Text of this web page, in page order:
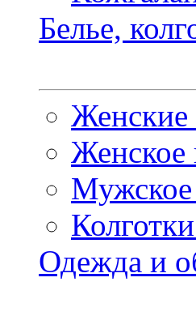
Белье,
Женские
Женское
Мужское
Одежда и